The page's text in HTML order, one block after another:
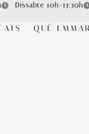
Dissabte 10h-13:30h
QUÈ